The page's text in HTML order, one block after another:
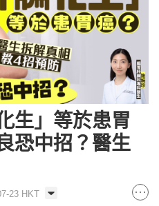
生」等於患胃
恐中招？醫生
23 HKT